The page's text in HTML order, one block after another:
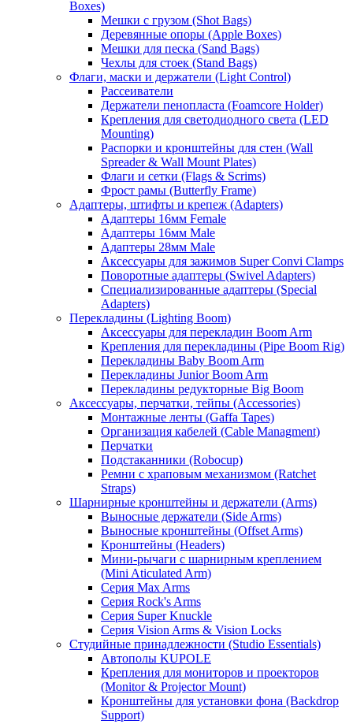
Boxes)
Мешки с грузом (Shot Bags)
Деревянные опоры (Apple Boxes)
Мешки для песка (Sand Bags)
Чехлы для стоек (Stand Bags)
Флаги, маски и держатели (Light Control)
Рассеиватели
Держатели пенопласта (Foamcore Holder)
Крепления для светодиодного света (LED
Mounting)
Распорки и кронштейны для стен (Wall
Spreader & Wall Mount Plates)
Флаги и сетки (Flags & Scrims)
Фрост рамы (Butterfly Frame)
Адаптеры, штифты и крепеж (Adapters)
Адаптеры 16мм Female
Адаптеры 16мм Male
Адаптеры 28мм Male
Аксессуары для зажимов Super Convi Clamps
Поворотные адаптеры (Swivel Adapters)
Специализированные адаптеры (Special
Adapters)
Перекладины (Lighting Boom)
Аксессуары для перекладин Boom Arm
Крепления для перекладины (Pipe Boom Rig)
Перекладины Baby Boom Arm
Перекладины Junior Boom Arm
Перекладины редукторные Big Boom
Аксессуары, перчатки, тейпы (Accessories)
Монтажные ленты (Gaffa Tapes)
Организация кабелей (Cable Managment)
Перчатки
Подстаканники (Robocup)
Ремни с храповым механизмом (Ratchet
Straps)
Шарнирные кронштейны и держатели (Arms)
Выносные держатели (Side Arms)
Выносные кронштейны (Offset Arms)
Кронштейны (Headers)
Мини-рычаги с шарнирным креплением
(Mini Aticulated Arm)
Серия Max Arms
Серия Rock's Arms
Серия Super Knuckle
Серия Vision Arms & Vision Locks
Студийные принадлежности (Studio Essentials)
Автополы KUPOLE
Крепления для мониторов и проекторов
(Monitor & Projector Mount)
Кронштейны для установки фона (Backdrop
Support)